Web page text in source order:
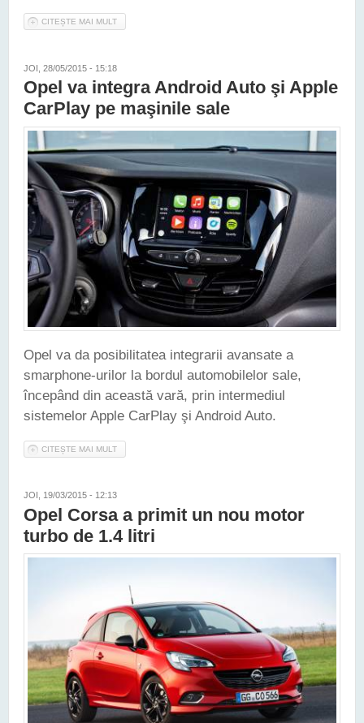
CITEȘTE MAI MULT
JOI, 28/05/2015 - 15:18
Opel va integra Android Auto şi Apple
CarPlay pe maşinile sale
Opel va da posibilitatea integrarii avansate a
smarphone-urilor la bordul automobilelor sale,
începând din această vară, prin intermediul
sistemelor Apple CarPlay şi Android Auto.
CITEȘTE MAI MULT
JOI, 19/03/2015 - 12:13
Opel Corsa a primit un nou motor
turbo de 1.4 litri